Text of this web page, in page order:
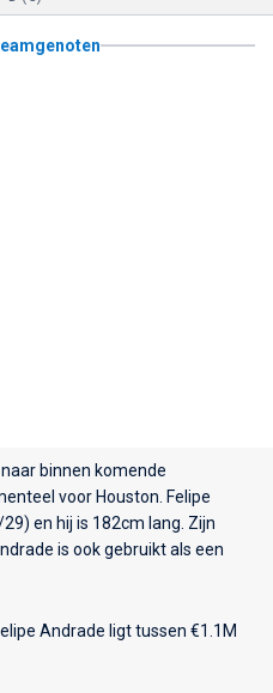
binnen komende
voor Houston . Felipe
en hij is 182cm lang. Zijn
is ook gebruikt als een
Andrade ligt tussen €1.1M